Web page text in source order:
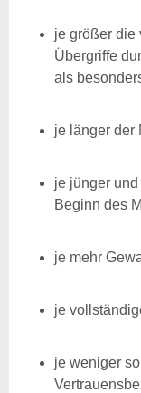
je größer die
Übergriffe
als
je länger der
je jünger
Beginn des
je mehr
je
je weniger